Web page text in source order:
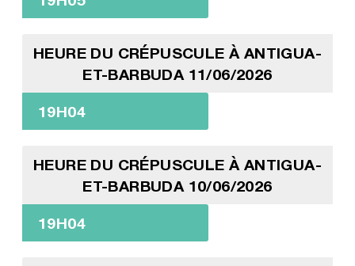
HEURE DU CRÉPUSCULE À ANTIGUA-
ET-BARBUDA 11/06/2026
19H04
HEURE DU CRÉPUSCULE À ANTIGUA-
ET-BARBUDA 10/06/2026
19H04